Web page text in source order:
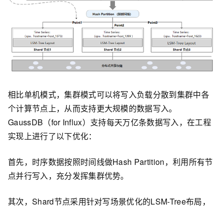
相比单机模式，集群模式可以将写入负载分散到集群中各
个计算节点上，从而支持更大规模的数据写入。
GaussDB（for Influx）支持每天万亿条数据写入，在工程
实现上进行了以下优化：
首先，时序数据按照时间线做Hash Partition，利用所有节
点并行写入，充分发挥集群优势。
其次，Shard节点采用针对写场景优化的LSM-Tree布局，